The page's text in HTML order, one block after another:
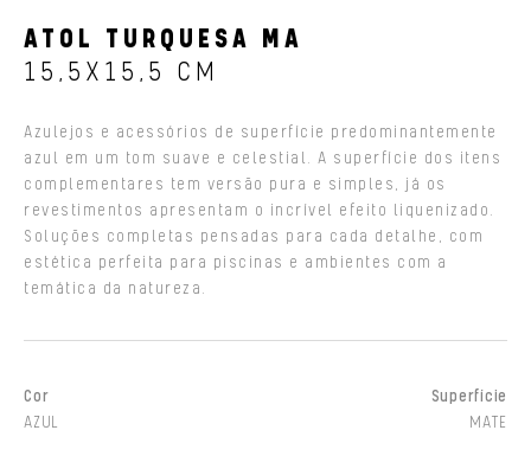
ATOL TURQUESA MA
15,5X15,5 CM
Azulejos e acessórios de superfície predominantemente
azul em um tom suave e celestial. A superfície dos itens
complementares tem versão pura e simples, já os
revestimentos apresentam o incrível efeito liquenizado.
Soluções completas pensadas para cada detalhe, com
estética perfeita para piscinas e ambientes com a
temática da natureza.
Cor
AZUL
Superfície
MATE